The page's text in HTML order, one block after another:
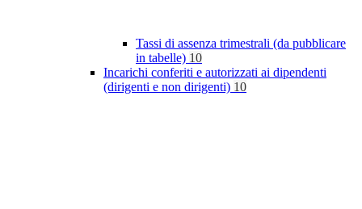
Tassi di assenza trimestrali (da pubblicare
in tabelle) 10
Incarichi conferiti e autorizzati ai dipendenti
(dirigenti e non dirigenti) 10